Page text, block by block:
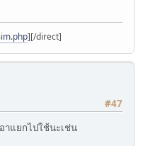
][/direct]
#47
าแยกไปใช้นะเช่น